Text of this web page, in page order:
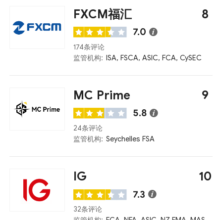
FXCM福汇 8
7.0
174条评论
监管机构: ISA, FSCA, ASIC, FCA, CySEC
MC Prime 9
5.8
24条评论
监管机构: Seychelles FSA
IG 10
7.3
32条评论